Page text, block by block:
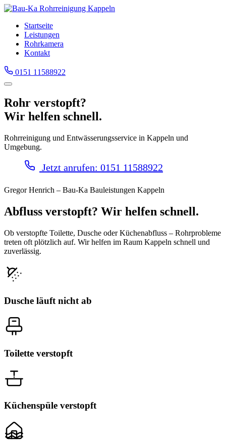
Startseite
Leistungen
Rohrkamera
Kontakt
0151 11588922
Rohr verstopft?
Wir helfen schnell.
Rohrreinigung und Entwässerungsservice in Kappeln und
Umgebung.
Jetzt anrufen: 0151 11588922
Gregor Henrich – Bau-Ka Bauleistungen Kappeln
Abfluss verstopft? Wir helfen schnell.
Ob verstopfte Toilette, Dusche oder Küchenabfluss – Rohrprobleme
treten oft plötzlich auf. Wir helfen im Raum Kappeln schnell und
zuverlässig.
Dusche läuft nicht ab
Toilette verstopft
Küchenspüle verstopft